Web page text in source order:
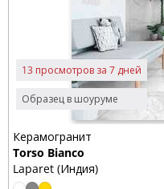
Образец в шоуруме
13 просмотров за 7 дней
Керамогранит
Torso Bianco
Laparet (Индия)